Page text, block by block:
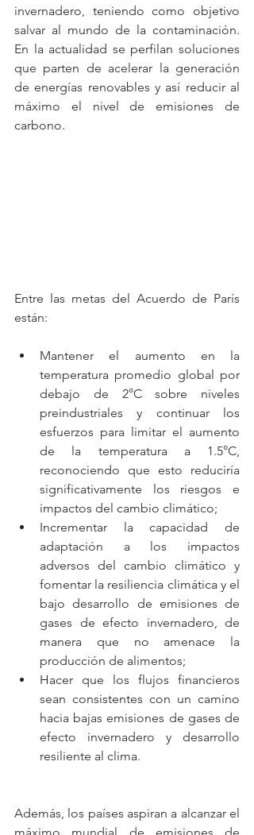
invernadero, teniendo como objetivo
salvar al mundo de la contaminación.
En la actualidad se perfilan soluciones
que parten de acelerar la generación
de energías renovables y así reducir al
máximo el nivel de emisiones de
carbono.
Entre las metas del Acuerdo de París
están:
Mantener el aumento en la
temperatura promedio global por
debajo de 2°C sobre niveles
preindustriales y continuar los
esfuerzos para limitar el aumento
de la temperatura a 1.5°C,
reconociendo que esto reduciría
significativamente los riesgos e
impactos del cambio climático;
Incrementar la capacidad de
adaptación a los impactos
adversos del cambio climático y
fomentar la resiliencia climática y el
bajo desarrollo de emisiones de
gases de efecto invernadero, de
manera que no amenace la
producción de alimentos;
Hacer que los flujos financieros
sean consistentes con un camino
hacia bajas emisiones de gases de
efecto invernadero y desarrollo
resiliente al clima.
Además, los países aspiran a alcanzar el